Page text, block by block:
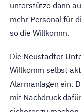
unterstütze dann
mehr Personal für
so die Willkomm.
Die Neustadter
Willkomm selbst
Alarmanlagen ein.
mit Nachdruck